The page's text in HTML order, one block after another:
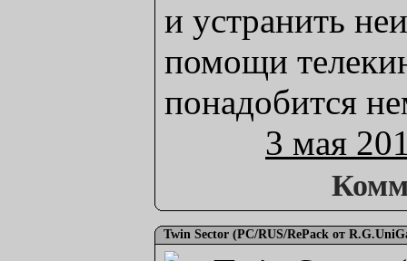
и устранить
помощи
понадобится
3 мая
Twin Sector (PC/RUS/RePack от